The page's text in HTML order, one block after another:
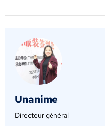
Unanime
Directeur général